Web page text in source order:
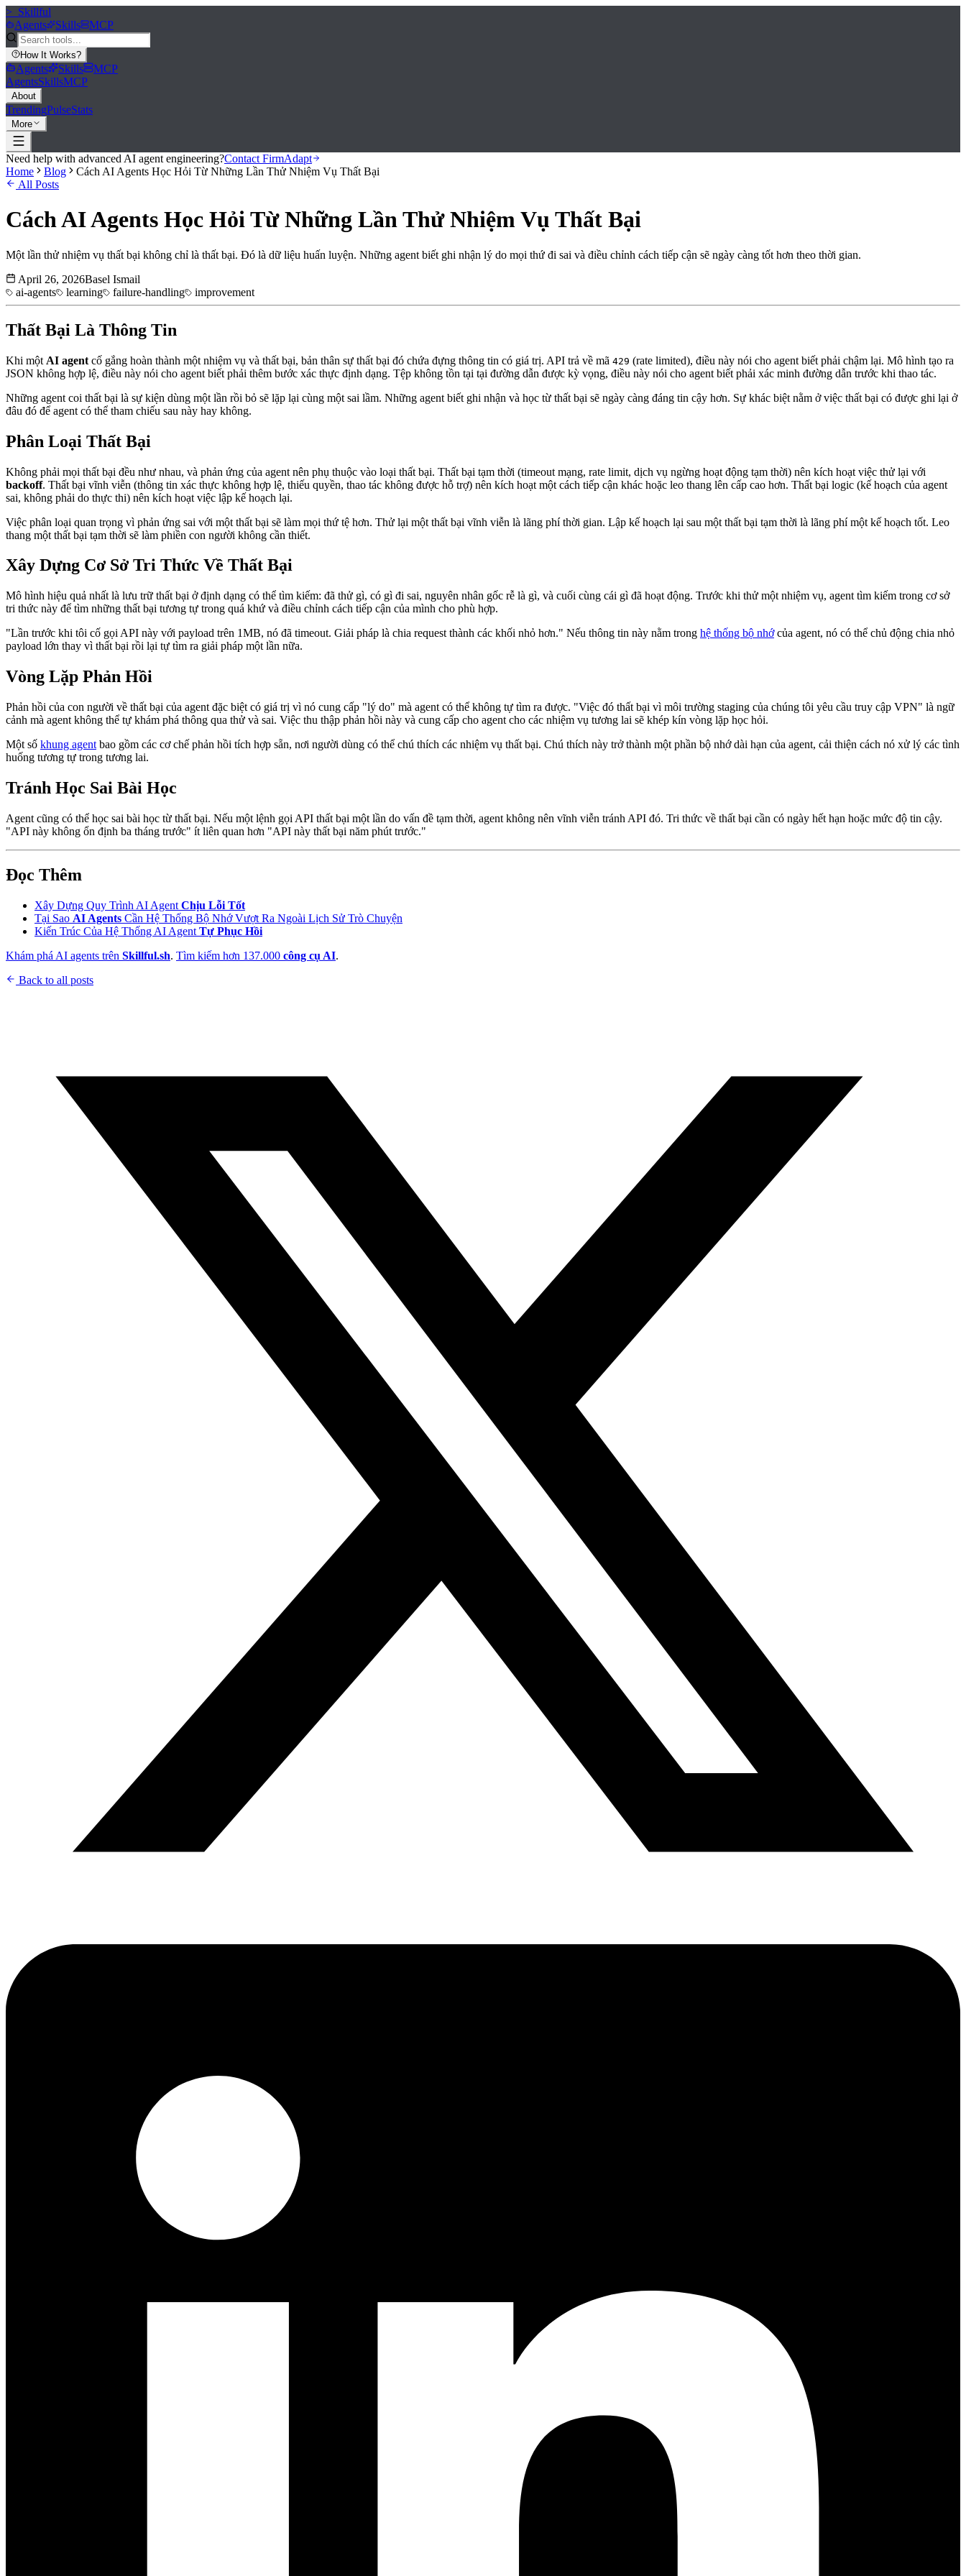
>_ Skillful
Agents
Skills MCP
How It Works?
Agents Skills
MCP
AgentsSkillsMCP
About
TrendingPulseStats
More
Need help with advanced AI agent engineering?Contact FirmAdapt
Home
Blog
Cách AI Agents Học Hỏi Từ Những Lần Thử Nhiệm Vụ Thất Bại
All Posts
Cách AI Agents Học Hỏi Từ Những Lần Thử Nhiệm Vụ Thất Bại
Một lần thử nhiệm vụ thất bại không chỉ là thất bại. Đó là dữ liệu huấn luyện. Những agent biết ghi nhận lý do mọi thứ đi sai và điều chỉnh cách tiếp cận sẽ ngày càng tốt hơn theo thời gian.
April 26, 2026Basel Ismail
ai-agents
learning failure-handling improvement
Thất Bại Là Thông Tin
Khi một AI agent cố gắng hoàn thành một nhiệm vụ và thất bại, bản thân sự thất bại đó chứa đựng thông tin có giá trị. API trả về mã 429 (rate limited), điều này nói cho agent biết phải chậm lại. Mô hình tạo ra
JSON không hợp lệ, điều này nói cho agent biết phải thêm bước xác thực định dạng. Tệp không tồn tại tại đường dẫn được kỳ vọng, điều này nói cho agent biết phải xác minh đường dẫn trước khi thao tác.
Những agent coi thất bại là sự kiện dùng một lần rồi bỏ sẽ lặp lại cùng một sai lầm. Những agent biết ghi nhận và học từ thất bại sẽ ngày càng đáng tin cậy hơn. Sự khác biệt nằm ở việc thất bại có được ghi lại ở
đâu đó để agent có thể tham chiếu sau này hay không.
Phân Loại Thất Bại
Không phải mọi thất bại đều như nhau, và phản ứng của agent nên phụ thuộc vào loại thất bại. Thất bại tạm thời (timeout mạng, rate limit, dịch vụ ngừng hoạt động tạm thời) nên kích hoạt việc thử lại với
backoff. Thất bại vĩnh viễn (thông tin xác thực không hợp lệ, thiếu quyền, thao tác không được hỗ trợ) nên kích hoạt một cách tiếp cận khác hoặc leo thang lên cấp cao hơn. Thất bại logic (kế hoạch của agent
sai, không phải do thực thi) nên kích hoạt việc lập kế hoạch lại.
Việc phân loại quan trọng vì phản ứng sai với một thất bại sẽ làm mọi thứ tệ hơn. Thử lại một thất bại vĩnh viễn là lãng phí thời gian. Lập kế hoạch lại sau một thất bại tạm thời là lãng phí một kế hoạch tốt. Leo
thang một thất bại tạm thời sẽ làm phiền con người không cần thiết.
Xây Dựng Cơ Sở Tri Thức Về Thất Bại
Mô hình hiệu quả nhất là lưu trữ thất bại ở định dạng có thể tìm kiếm: đã thử gì, có gì đi sai, nguyên nhân gốc rễ là gì, và cuối cùng cái gì đã hoạt động. Trước khi thử một nhiệm vụ, agent tìm kiếm trong cơ sở
tri thức này để tìm những thất bại tương tự trong quá khứ và điều chỉnh cách tiếp cận của mình cho phù hợp.
"Lần trước khi tôi cố gọi API này với payload trên 1MB, nó đã timeout. Giải pháp là chia request thành các khối nhỏ hơn." Nếu thông tin này nằm trong hệ thống bộ nhớcủa agent, nó có thể chủ động chia nhỏ
payload lớn thay vì thất bại rồi lại tự tìm ra giải pháp một lần nữa.
Vòng Lặp Phản Hồi
Phản hồi của con người về thất bại của agent đặc biệt có giá trị vì nó cung cấp "lý do" mà agent có thể không tự tìm ra được. "Việc đó thất bại vì môi trường staging của chúng tôi yêu cầu truy cập VPN" là ngữ
cảnh mà agent không thể tự khám phá thông qua thử và sai. Việc thu thập phản hồi này và cung cấp cho agent cho các nhiệm vụ tương lai sẽ khép kín vòng lặp học hỏi.
Một số khung agent bao gồm các cơ chế phản hồi tích hợp sẵn, nơi người dùng có thể chú thích các nhiệm vụ thất bại. Chú thích này trở thành một phần bộ nhớ dài hạn của agent, cải thiện cách nó xử lý các tình
huống tương tự trong tương lai.
Tránh Học Sai Bài Học
Agent cũng có thể học sai bài học từ thất bại. Nếu một lệnh gọi API thất bại một lần do vấn đề tạm thời, agent không nên vĩnh viễn tránh API đó. Tri thức về thất bại cần có ngày hết hạn hoặc mức độ tin cậy.
"API này không ổn định ba tháng trước" ít liên quan hơn "API này thất bại năm phút trước."
Đọc Thêm
Xây Dựng Quy Trình AI Agent Chịu Lỗi Tốt
Tại Sao AI Agents Cần Hệ Thống Bộ Nhớ Vượt Ra Ngoài Lịch Sử Trò Chuyện
Kiến Trúc Của Hệ Thống AI Agent Tự Phục Hồi
Khám phá AI agents trên Skillful.sh. Tìm kiếm hơn 137.000 công cụ AI.
Back to all posts